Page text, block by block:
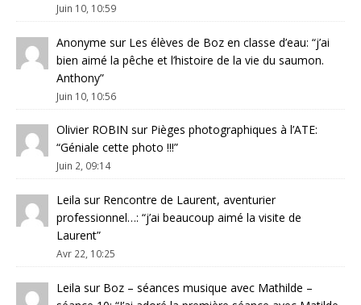
Juin 10, 10:59
Anonyme sur Les élèves de Boz en classe d’eau: “j’ai
bien aimé la pêche et l’histoire de la vie du saumon.
Anthony”
Juin 10, 10:56
Olivier ROBIN sur Pièges photographiques à l’ATE:
“Géniale cette photo !!!”
Juin 2, 09:14
Leila sur Rencontre de Laurent, aventurier
professionnel…: “j’ai beaucoup aimé la visite de
Laurent”
Avr 22, 10:25
Leila sur Boz – séances musique avec Mathilde –